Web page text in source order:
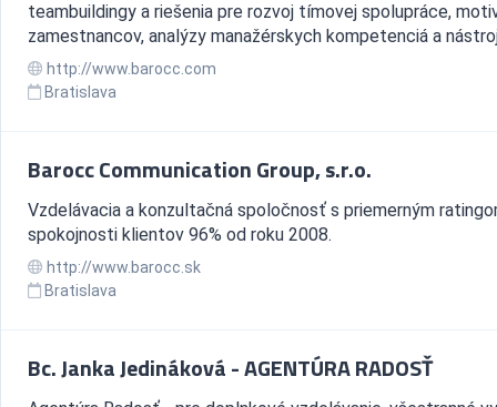
teambuildingy a riešenia pre rozvoj tímovej spolupráce,
zamestnancov, analýzy manažérskych kompetenciá a
http://www.barocc.com
Bratislava
Barocc Communication Group, s.r.o.
Vzdelávacia a konzultačná spoločnosť s priemerným
spokojnosti klientov 96% od roku 2008.
http://www.barocc.sk
Bratislava
Bc. Janka Jedináková - AGENTÚRA RADOSŤ